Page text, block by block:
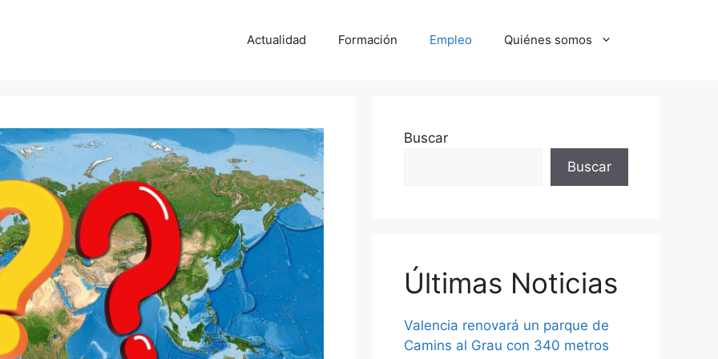
Actualidad Formación Empleo Quiénes somos
Buscar
Buscar
Últimas Noticias
Valencia renovará un parque de
Camins al Grau con 340 metros